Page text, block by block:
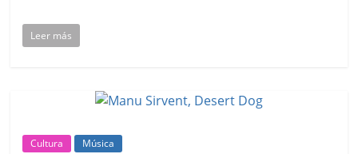
Leer más
Cultura Música